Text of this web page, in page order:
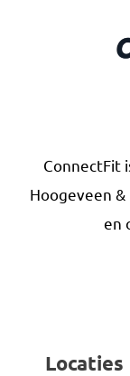
ConnectFit
Hoogeveen
en
Locaties